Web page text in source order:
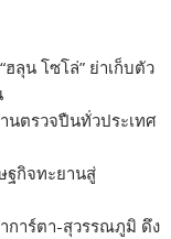
น โซโล่” ย่าเก็บตัว
นตรวจปืนทั่วประเทศ
ฐกิจทะยานสู่
การ์ตา-สุวรรณภูมิ ดึง